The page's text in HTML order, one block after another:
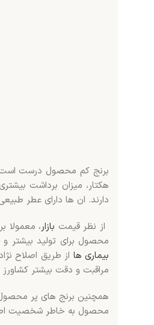
برنج کم محصول درست است
هکتار، میزان برداشت
دارند. ان ها دارای عطر
از نظر قیمت بازار، معمولا
محصول برای تولید بیشتر
بیماری ها از طریق اصلاح
مراقبت و دقت بیشتر کشاورز
همچنین برنج های پر
محصول به خاطر شخصیت